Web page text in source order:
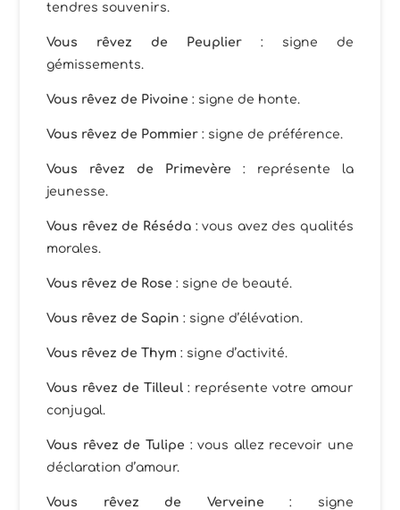
tendres souvenirs.
Vous rêvez de Peuplier : signe de
gémissements.
Vous rêvez de Pivoine : signe de honte.
Vous rêvez de Pommier : signe de préférence.
Vous rêvez de Primevère : représente la
jeunesse.
Vous rêvez de Réséda: vous avez des qualités
morales.
Vous rêvez de Rose: signe de beauté.
Vous rêvez de Sapin : signe d’élévation.
Vous rêvez de Thym : signe d’activité.
Vous rêvez de Tilleul : représente votre amour
conjugal.
Vous rêvez de Tulipe : vous allez recevoir une
déclaration d’amour.
Vous rêvez de Verveine : signe